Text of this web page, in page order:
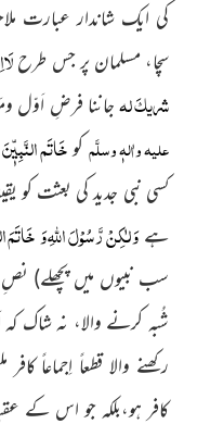
کی ایک شاندار عبارت
سچا، مسلمان پر جس طرح
شریکَ لہجاننا فرضِ اَوّل
علیہ واٰلہٖ وسلَّمکوخَاتَم النَّبِیّٖنَ
کسی نبی جدید کی بعثت کو
ہےوَ لٰكِنْ رَّسُوْلَ اللّٰهِ وَخَاتَمَ
سب نبیوں میں پچھلے) نصِ
شُبہ کرنے والا، نہ شاک
رکھنے والا قطعاً اِجماعاً
کافر ہو،بلکہ جو اس کے